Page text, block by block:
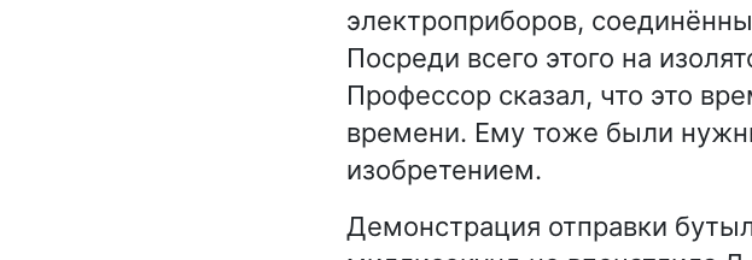
электроприборов,
Посреди всего этого на
Профессор сказал, что это
времени. Ему тоже были
изобретением.
Демонстрация отправки